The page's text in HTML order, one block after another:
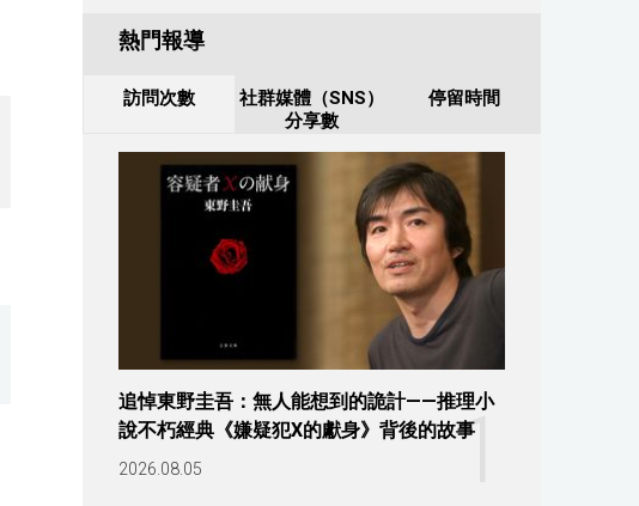
熱門報導
訪問次數
社群媒體（SNS）
分享數
停留時間
1
追悼東野圭吾：無人能想到的詭計——推理小
說不朽經典《嫌疑犯X的獻身》背後的故事
2026.08.05